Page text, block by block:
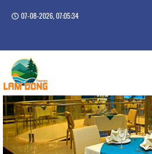
07-08-2026, 07:05:35